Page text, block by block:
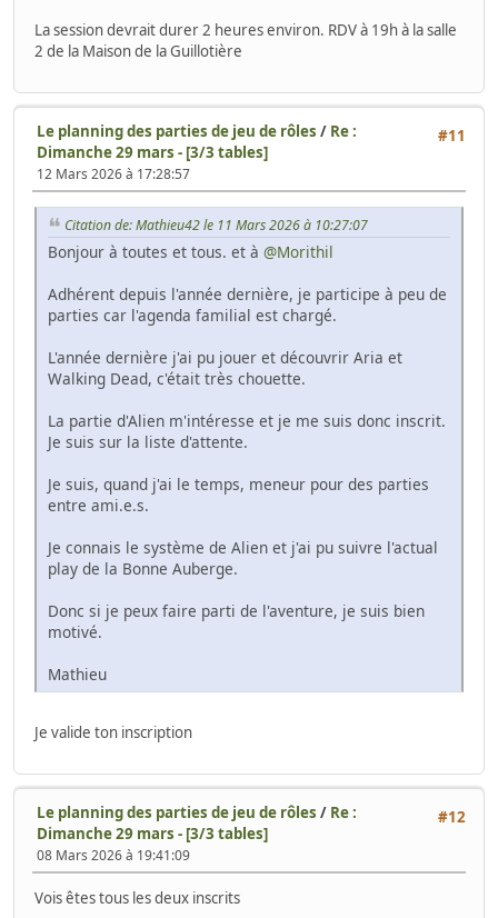
La session devrait durer 2 heures environ. RDV à 19h à la salle
2 de la Maison de la Guillotière
#11
Le planning des parties de jeu de rôles / Re :
Dimanche 29 mars - [3/3 tables]
12 Mars 2026 à 17:28:57
Citation de: Mathieu42 le 11 Mars 2026 à 10:27:07
Bonjour à toutes et tous. et à @Morithil
Adhérent depuis l'année dernière, je participe à peu de
parties car l'agenda familial est chargé.
L'année dernière j'ai pu jouer et découvrir Aria et
Walking Dead, c'était très chouette.
La partie d'Alien m'intéresse et je me suis donc inscrit.
Je suis sur la liste d'attente.
Je suis, quand j'ai le temps, meneur pour des parties
entre ami.e.s.
Je connais le système de Alien et j'ai pu suivre l'actual
play de la Bonne Auberge.
Donc si je peux faire parti de l'aventure, je suis bien
motivé.
Mathieu
Je valide ton inscription
#12
Le planning des parties de jeu de rôles / Re :
Dimanche 29 mars - [3/3 tables]
08 Mars 2026 à 19:41:09
Vois êtes tous les deux inscrits